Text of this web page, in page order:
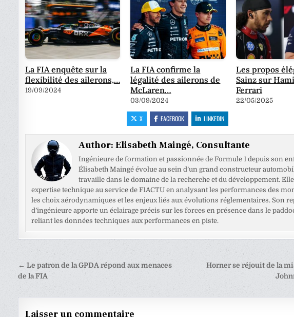
La FIA enquête sur la
flexibilité des ailerons,…
19/09/2024
La FIA confirme la
légalité des ailerons de
McLaren…
03/09/2024
Les propos
Sainz sur
Ferrari
22/05/2025
X FACEBOOK LINKEDIN
Author: Elisabeth Maingé, Consultante
Ingénieure de formation et passionnée de Formule 1 depuis son
Élisabeth Maingé évolue au sein d’un grand constructeur
travaille dans le domaine de la recherche et du développement.
expertise technique au service de F1ACTU en analysant les performances des
les choix aérodynamiques et les enjeux liés aux évolutions réglementaires. Son
d’ingénieure apporte un éclairage précis sur les forces en présence dans le
reliant les données techniques aux performances en piste.
Navigation
de
l’article
Horner se réjouit de la
← Le patron de la GPDA répond aux menaces
de la FIA
Laisser un commentaire